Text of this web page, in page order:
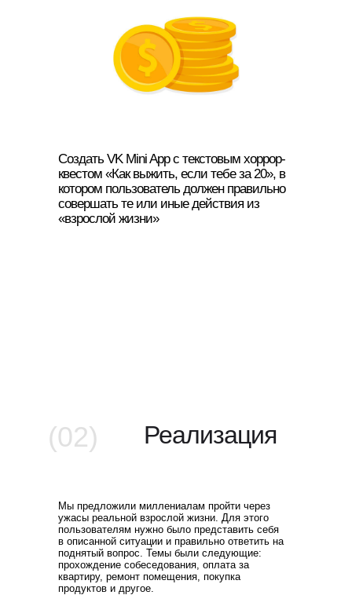
Создать VK Mini App с текстовым хоррор-
квестом «Как выжить, если тебе за 20», в
котором пользователь должен правильно
совершать те или иные действия из
«взрослой жизни»
(02) Реализация
Мы предложили миллениалам пройти через
ужасы реальной взрослой жизни. Для этого
пользователям нужно было представить себя
в описанной ситуации и правильно ответить на
поднятый вопрос. Темы были следующие:
прохождение собеседования, оплата за
квартиру, ремонт помещения, покупка
продуктов и другое.